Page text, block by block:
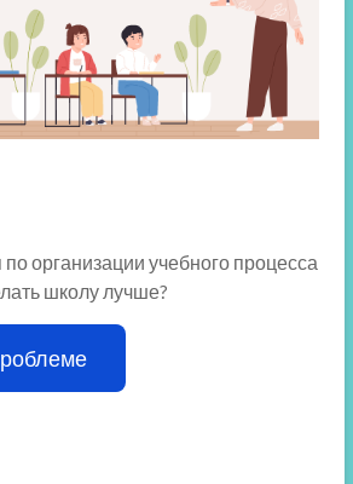
организации учебного процесса
школу лучше?